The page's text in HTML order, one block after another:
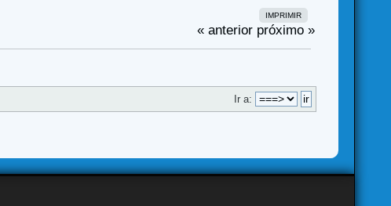
IMPRIMIR
« anterior próximo »
Ir a: